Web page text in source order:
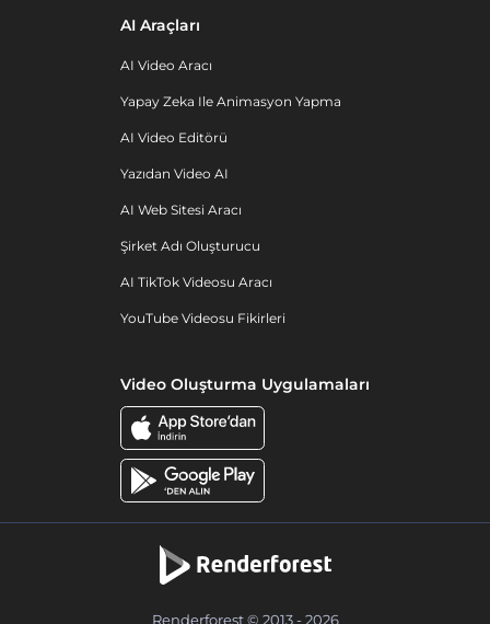
AI Araçları
AI Video Aracı
Yapay Zeka Ile Animasyon Yapma
AI Video Editörü
Yazıdan Video AI
AI Web Sitesi Aracı
Şirket Adı Oluşturucu
AI TikTok Videosu Aracı
YouTube Videosu Fikirleri
Video Oluşturma Uygulamaları
Renderforest © 2013 - 2026